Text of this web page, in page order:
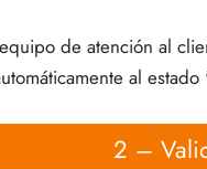
de atención al
al
2 –